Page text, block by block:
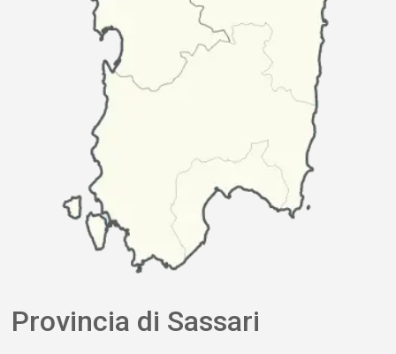
Provincia di Sassari